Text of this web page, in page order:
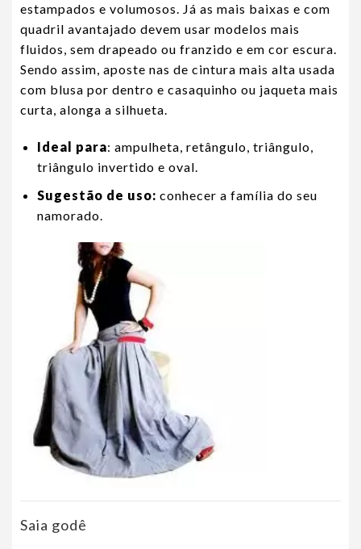
estampados e volumosos. Já as mais baixas e com
quadril avantajado devem usar modelos mais
fluidos, sem drapeado ou franzido e em cor escura.
Sendo assim, aposte nas de cintura mais alta usada
com blusa por dentro e casaquinho ou jaqueta mais
curta, alonga a silhueta.
Ideal para: ampulheta, retângulo, triângulo,
triângulo invertido e oval.
Sugestão de uso: conhecer a família do seu
namorado.
Saia godê